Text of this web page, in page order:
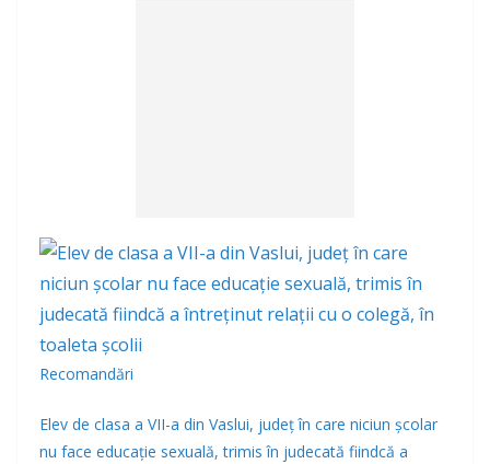
Recomandări
Elev de clasa a VII-a din Vaslui, județ în care niciun școlar
nu face educație sexuală, trimis în judecată fiindcă a